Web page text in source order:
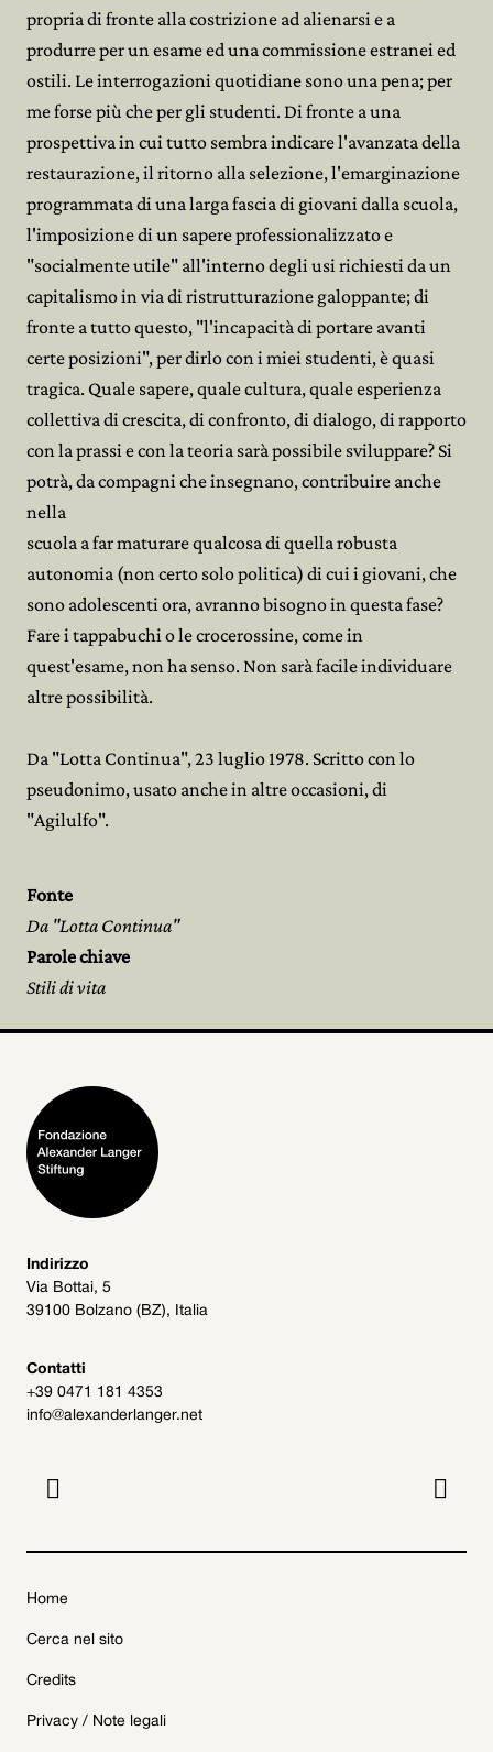
propria di fronte alla costrizione ad alienarsi e a
produrre per un esame ed una commissione estranei ed
ostili. Le interrogazioni quotidiane sono una pena; per
me forse più che per gli studenti. Di fronte a una
prospettiva in cui tutto sembra indicare l'avanzata della
restaurazione, il ritorno alla selezione, l'emarginazione
programmata di una larga fascia di giovani dalla scuola,
l'imposizione di un sapere professionalizzato e
"socialmente utile" all'interno degli usi richiesti da un
capitalismo in via di ristrutturazione galoppante; di
fronte a tutto questo, "l'incapacità di portare avanti
certe posizioni", per dirlo con i miei studenti, è quasi
tragica. Quale sapere, quale cultura, quale esperienza
collettiva di crescita, di confronto, di dialogo, di rapporto
con la prassi e con la teoria sarà possibile sviluppare? Si
potrà, da compagni che insegnano, contribuire anche
nella
scuola a far maturare qualcosa di quella robusta
autonomia (non certo solo politica) di cui i giovani, che
sono adolescenti ora, avranno bisogno in questa fase?
Fare i tappabuchi o le crocerossine, come in
quest'esame, non ha senso. Non sarà facile individuare
altre possibilità.
Da "Lotta Continua", 23 luglio 1978. Scritto con lo
pseudonimo, usato anche in altre occasioni, di
"Agilulfo".
Fonte
Da "Lotta Continua"
Parole chiave
Stili di vita
Indirizzo
Via Bottai, 5
39100 Bolzano (BZ), Italia
Contatti
+39 0471 181 4353
info@alexanderlanger.net
 
Home
Cerca nel sito
Credits
Privacy / Note legali